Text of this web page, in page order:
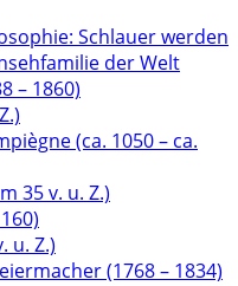
Schlauer werden
der Welt
– 1860)
(ca. 1050 – ca.
35 v. u. Z.)
u. Z.)
(1768 – 1834)